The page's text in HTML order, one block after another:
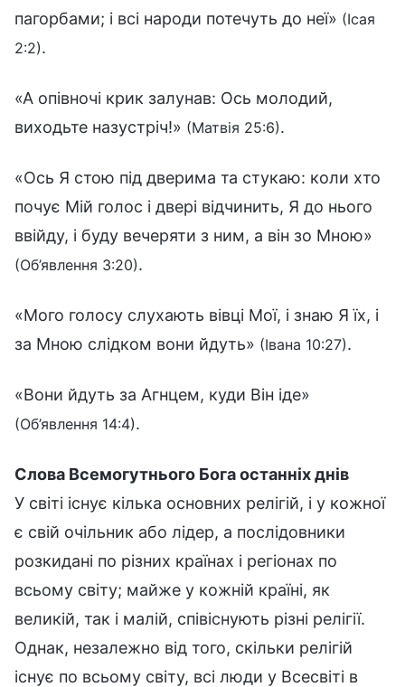
пагорбами; і всі народи потечуть до неї» (Ісая
2:2).
«А опівночі крик залунав: Ось молодий,
виходьте назустріч!» (Матвія 25:6).
«Ось Я стою під дверима та стукаю: коли хто
почує Мій голос і двері відчинить, Я до нього
ввійду, і буду вечеряти з ним, а він зо Мною»
(Об’явлення 3:20).
«Мого голосу слухають вівці Мої, і знаю Я їх, і
за Мною слідком вони йдуть» (Івана 10:27).
«Вони йдуть за Агнцем, куди Він іде»
(Об’явлення 14:4).
Слова Всемогутнього Бога останніх днів
У світі існує кілька основних релігій, і у кожної
є свій очільник або лідер, а послідовники
розкидані по різних країнах і регіонах по
всьому світу; майже у кожній країні, як
великій, так і малій, співіснують різні релігії.
Однак, незалежно від того, скільки релігій
існує по всьому світу, всі люди у Всесвіті в